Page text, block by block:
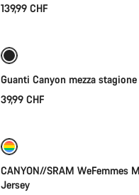
139,99 CHF
Guanti Canyon mezza stagione
39,99 CHF
CANYON//SRAM WeFemmes
Jersey
I nostri consulenti esperti